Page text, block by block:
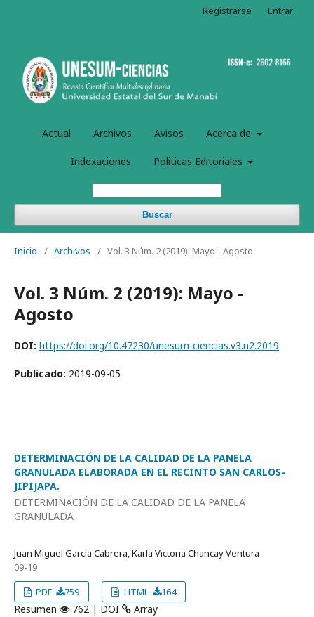
Actual Archivos Avisos Acerca de
Indexaciones Politicas Editoriales
Buscar
Registrarse Entrar
Inicio / Archivos / Vol. 3 Núm. 2 (2019): Mayo - Agosto
Vol. 3 Núm. 2 (2019): Mayo -
Agosto
DOI: https://doi.org/10.47230/unesum-ciencias.v3.n2.2019
Publicado: 2019-09-05
DETERMINACIÓN DE LA CALIDAD DE LA PANELA
GRANULADA ELABORADA EN EL RECINTO SAN CARLOS-
JIPIJAPA.
DETERMINACIÓN DE LA CALIDAD DE LA PANELA
GRANULADA
Juan Miguel Garcia Cabrera, Karla Victoria Chancay Ventura
09-19
PDF
759 HTML 164
Resumen 762 | DOI Array